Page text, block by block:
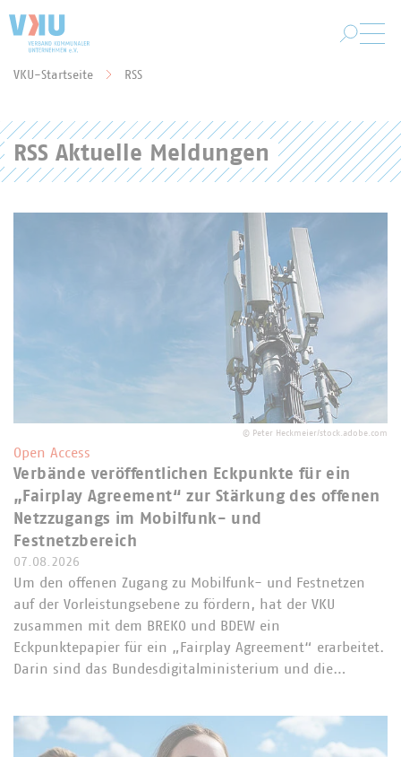
VKU-Startseite RSS
RSS Aktuelle Meldungen
© Peter Heckmeier/stock.adobe.com
Open Access
Verbände veröffentlichen Eckpunkte für ein
„Fairplay Agreement“ zur Stärkung des offenen
Netzzugangs im Mobilfunk- und
Festnetzbereich
07.08.2026
Um den offenen Zugang zu Mobilfunk- und Festnetzen
auf der Vorleistungsebene zu fördern, hat der VKU
zusammen mit dem BREKO und BDEW ein
Eckpunktepapier für ein „Fairplay Agreement“ erarbeitet.
Darin sind das Bundesdigitalministerium und die…